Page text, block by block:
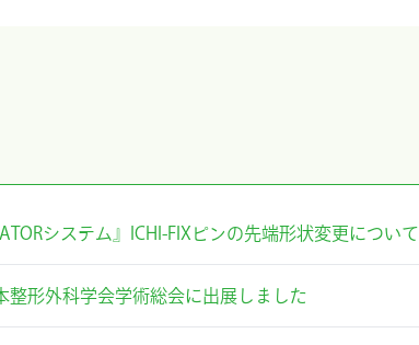
システム』ICHI-FIXピンの先端形状変更について
整形外科学会学術総会に出展しました